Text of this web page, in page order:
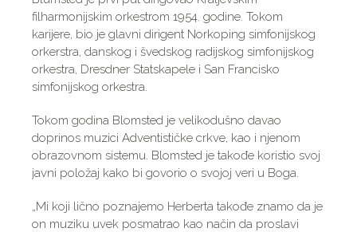
filharmonijskim orkestrom 1954. godine. Tokom
karijere, bio je glavni dirigent Norkoping simfonijskog
orkerstra, danskog i švedskog radijskog simfonijskog
orkestra, Dresdner Statskapele i San Francisko
simfonijskog orkestra.
Tokom godina Blomsted je velikodušno davao
doprinos muzici Adventističke crkve, kao i njenom
obrazovnom sistemu. Blomsted je takođe koristio svoj
javni položaj kako bi govorio o svojoj veri u Boga.
„Mi koji lično poznajemo Herberta takođe znamo da je
on muziku uvek posmatrao kao način da proslavi